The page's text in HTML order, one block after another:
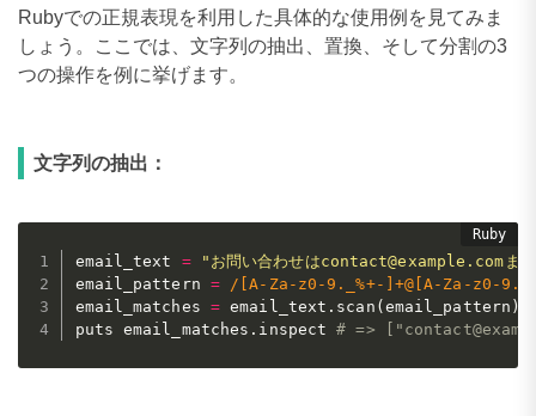
Rubyでの正規表現を利用した具体的な使用例を見てみま
しょう。ここでは、文字列の抽出、置換、そして分割の3
つの操作を例に挙げます。
文字列の抽出：
email_text =
"お問い合わせはcontact@example.comま
email_pattern =
/[A-Za-z0-9._%+-]+@[A-Za-z0-
email_matches = email_text . scan ( email_pattern )
puts email_matches . inspect # =>